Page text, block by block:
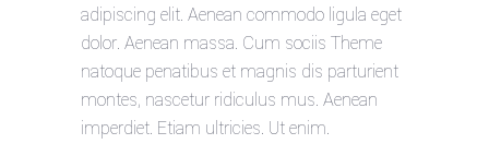
adipiscing elit. Aenean commodo ligula eget
dolor. Aenean massa. Cum sociis Theme
natoque penatibus et magnis dis parturient
montes, nascetur ridiculus mus. Aenean
imperdiet. Etiam ultricies. Ut enim.